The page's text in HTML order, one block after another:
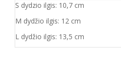
S dydzio ilgis: 10,7 cm
M dydžio ilgis: 12 cm
L dydžio ilgis: 13,5 cm